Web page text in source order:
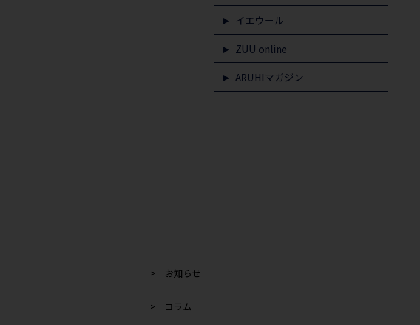
イエウール
ZUU online
ARUHIマガジン
> お知らせ
> コラム